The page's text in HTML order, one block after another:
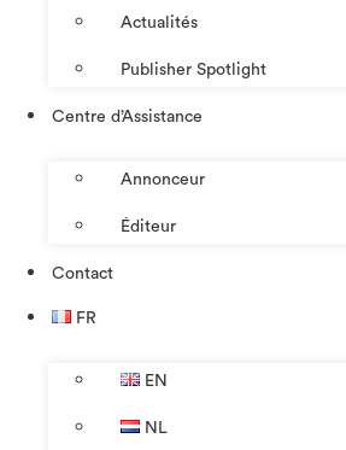
Actualités
Publisher Spotlight
Centre d’Assistance
Annonceur
Éditeur
Contact
FR
EN
NL